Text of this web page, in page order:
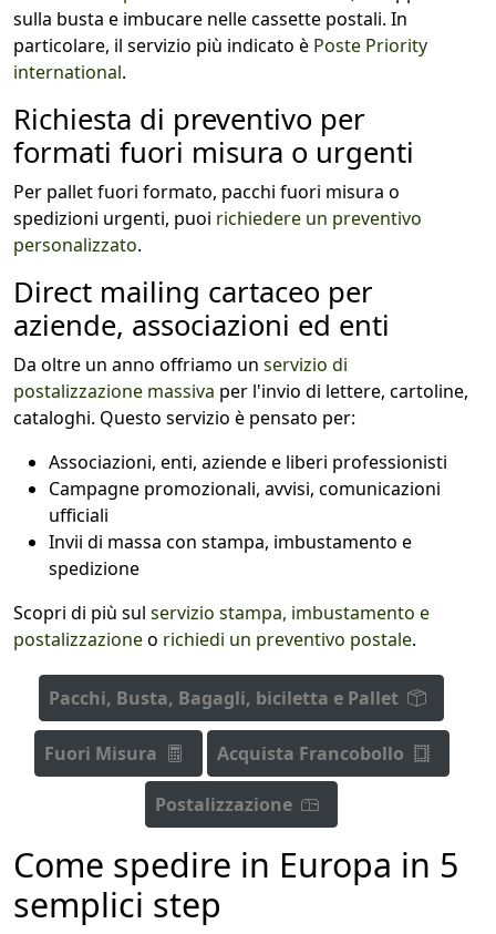
sulla busta e imbucare nelle cassette postali. In
particolare, il servizio più indicato è Poste Priority
international.
Richiesta di preventivo per
formati fuori misura o urgenti
Per pallet fuori formato, pacchi fuori misura o
spedizioni urgenti, puoi richiedere un preventivo
personalizzato.
Direct mailing cartaceo per
aziende, associazioni ed enti
Da oltre un anno offriamo un servizio di
postalizzazione massiva per l'invio di lettere, cartoline,
cataloghi. Questo servizio è pensato per:
Associazioni, enti, aziende e liberi professionisti
Campagne promozionali, avvisi, comunicazioni
ufficiali
Invii di massa con stampa, imbustamento e
spedizione
Scopri di più sul servizio stampa, imbustamento e
postalizzazioneo richiedi un preventivo postale.
Pacchi, Busta, Bagagli, biciletta e Pallet
Fuori Misura Acquista Francobollo
Postalizzazione
Come spedire in Europa in 5
semplici step